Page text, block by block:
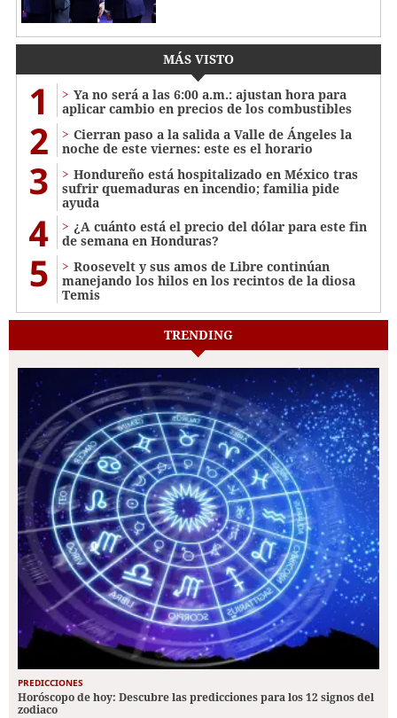
MÁS VISTO
1
Ya no será a las 6:00 a.m.: ajustan hora para
aplicar cambio en precios de los combustibles
2
Cierran paso a la salida a Valle de Ángeles la
noche de este viernes: este es el horario
3
Hondureño está hospitalizado en México tras
sufrir quemaduras en incendio; familia pide
ayuda
4
¿A cuánto está el precio del dólar para este fin
de semana en Honduras?
5
Roosevelt y sus amos de Libre continúan
manejando los hilos en los recintos de la diosa
Temis
TRENDING
PREDICCIONES
Horóscopo de hoy: Descubre las predicciones para los 12 signos del
zodiaco